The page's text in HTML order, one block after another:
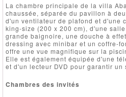
La chambre principale de la villa
chaussée, séparée du pavillon à
d'un ventilateur de plafond et d'une
king-size (200 x 200 cm), d'une
grande baignoire, une douche à
dressing avec minibar et un coffre-
offre une vue magnifique sur la
Elle est également équipée d'une
et d'un lecteur DVD pour garantir
Chambres des invités